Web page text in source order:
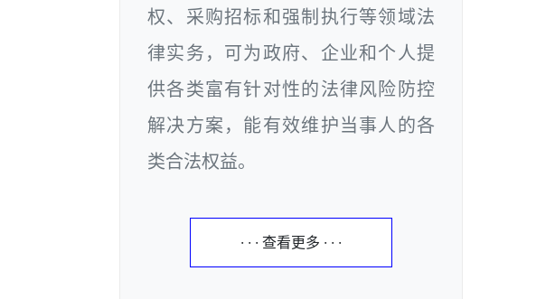
权、采购招标和强制执行等领域法
律实务，可为政府、企业和个人提
供各类富有针对性的法律风险防控
解决方案，能有效维护当事人的各
类合法权益。
· · · 查看更多 · · ·